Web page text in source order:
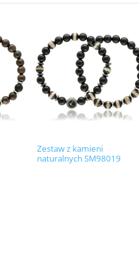
Zestaw z kamieni
naturalnych SM98019